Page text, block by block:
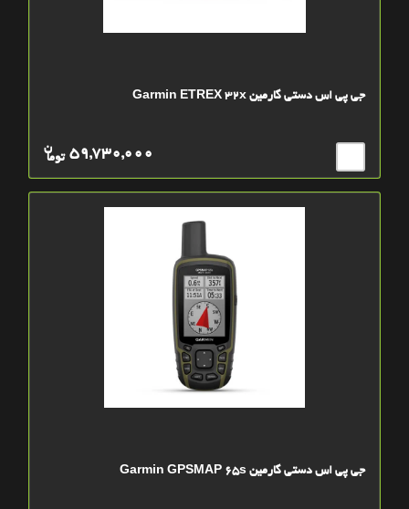
جی پی اس دستی گارمین Garmin ETREX 32x
توما
ن 59,730,000
جی پی اس دستی گارمین Garmin GPSMAP 65s